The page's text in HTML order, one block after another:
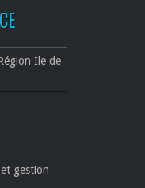
Ile de
gestion